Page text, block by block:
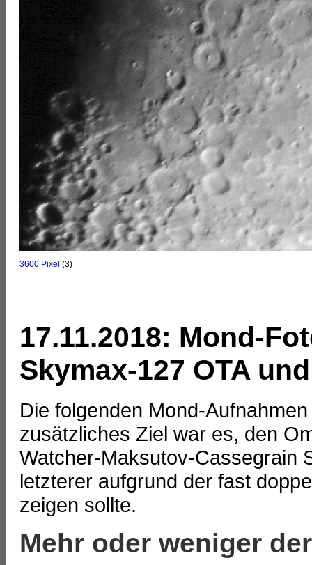
3600 Pixel (3)
17.11.2018: Mond-
Skymax-127 OTA
Die folgenden Mond-
zusätzliches Ziel war es, den
Watcher-Maksutov-Cassegrain
letzterer aufgrund der fast
zeigen sollte.
Mehr oder weniger